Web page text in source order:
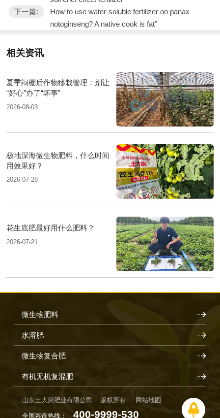
下一篇:
How to use water-soluble fertilizer on panax
notoginseng? A native cook is fat"
相关资讯
夏季闷棚后作物移栽管理：别让
“好心”办了“坏事”
2026-08-03
极地深海微生物肥料，什么时间
用效果好？
2026-07-28
花生底肥最好用什么肥料？
2026-07-21
微生物肥料
水溶肥
微生物复合肥
有机无机复混肥
山东土大厨肥业有限公司 版权所有 网站地图
全国咨询热线： 400-9999-530